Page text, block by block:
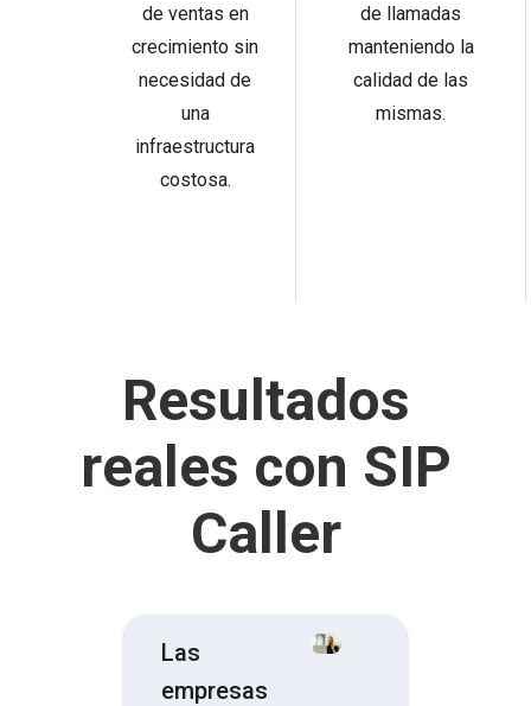
de ventas en
crecimiento sin
necesidad de
una
infraestructura
costosa.
de llamadas
manteniendo la
calidad de las
mismas.
Resultados
reales con SIP
Caller
Las
empresas